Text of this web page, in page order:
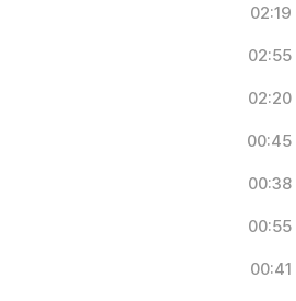
02:19
02:55
02:20
00:45
00:38
00:55
00:41